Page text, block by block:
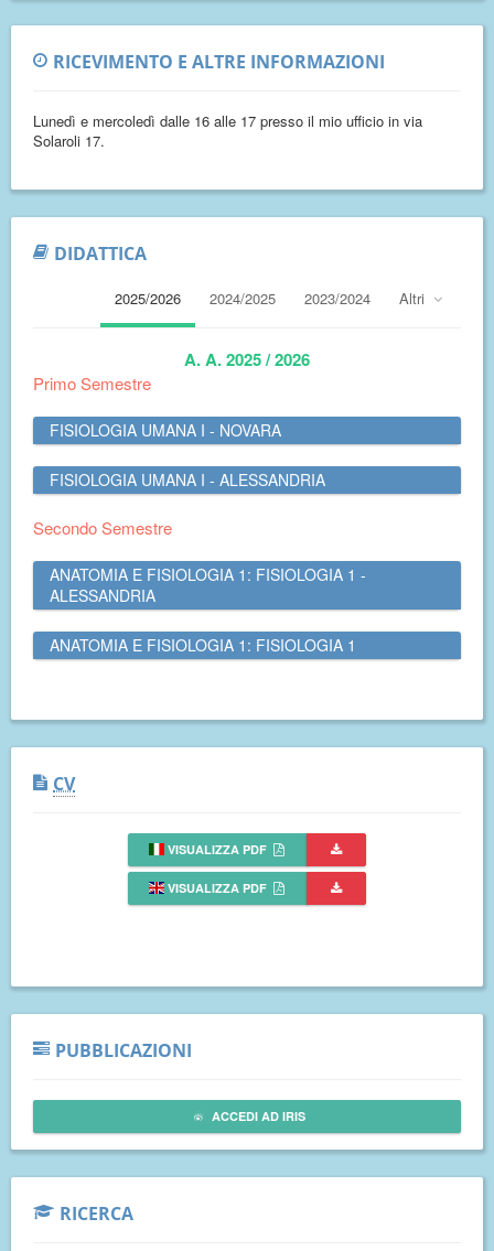
RICEVIMENTO E ALTRE INFORMAZIONI
Lunedì e mercoledì dalle 16 alle 17 presso il mio ufficio in via
Solaroli 17.
DIDATTICA
2025/2026 2024/2025 2023/2024 Altri
A. A. 2025 / 2026
Primo Semestre
FISIOLOGIA UMANA I - NOVARA
FISIOLOGIA UMANA I - ALESSANDRIA
Secondo Semestre
ANATOMIA E FISIOLOGIA 1: FISIOLOGIA 1 -
ALESSANDRIA
ANATOMIA E FISIOLOGIA 1: FISIOLOGIA 1
CV
VISUALIZZA PDF
VISUALIZZA PDF
PUBBLICAZIONI
ACCEDI AD IRIS
RICERCA